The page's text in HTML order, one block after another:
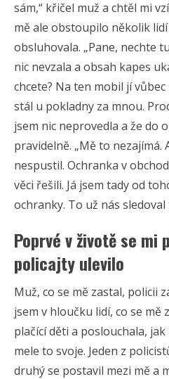
sám,“ křičel muž a chtěl mi
mě ale obstoupilo několik
obsluhovala. „Pane, nechte
nic nevzala a obsah kapes
chcete? Na ten mobil jí
stál u pokladny za mnou.
jsem nic neprovedla a že do
pravidelně. „Mě to nezajímá.
nespustil. Ochranka v
věci řešili. Já jsem tady od
ochranky. To už nás
Poprvé v životě se mi
policajty ulevilo
Muž, co se mě zastal, policii
jsem v hloučku lidí, co se mě
plačící děti a poslouchala,
mele to svoje. Jeden z
druhý se postavil mezi mě a